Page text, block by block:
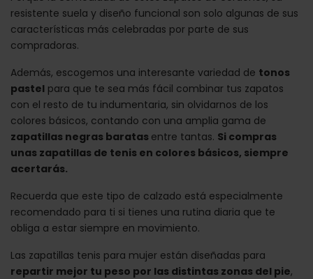
resistente suela y diseño funcional son solo algunas de sus
características más celebradas por parte de sus
compradoras.
Además, escogemos una interesante variedad de tonos
pastel para que te sea más fácil combinar tus zapatos
con el resto de tu indumentaria, sin olvidarnos de los
colores básicos, contando con una amplia gama de
zapatillas negras baratas entre tantas. Si compras
unas zapatillas de tenis en colores básicos, siempre
acertarás.
Recuerda que este tipo de calzado está especialmente
recomendado para ti si tienes una rutina diaria que te
obliga a estar siempre en movimiento.
Las zapatillas tenis para mujer están diseñadas para
repartir mejor tu peso por las distintas zonas del pie,